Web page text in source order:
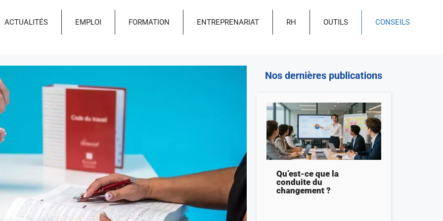
ACTUALITÉS EMPLOI FORMATION ENTREPRENARIAT RH OUTILS CONSEILS
Nos dernières publications
Qu’est-ce que la
conduite du
changement ?